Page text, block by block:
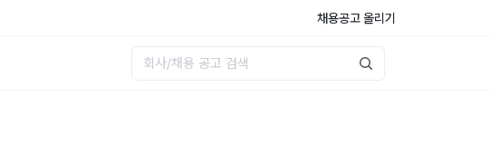
채용공고 올리기